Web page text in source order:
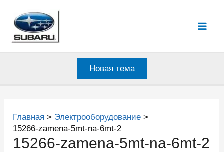
содержимому
Новая тема
Главная
Электрооборудование
15266-zamena-5mt-na-6mt-2
15266-zamena-5mt-na-6mt-2